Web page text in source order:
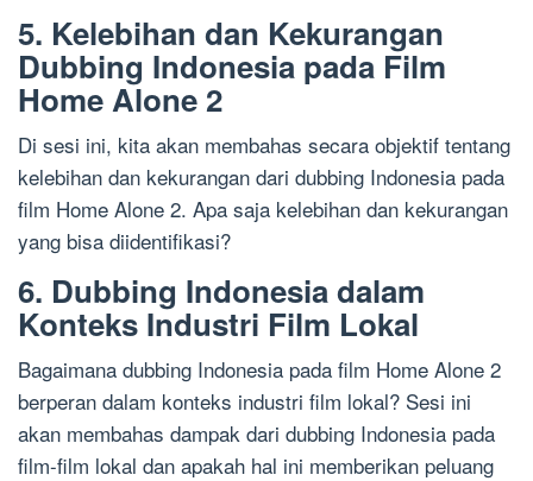
5. Kelebihan dan Kekurangan
Dubbing Indonesia pada Film
Home Alone 2
Di sesi ini, kita akan membahas secara objektif tentang
kelebihan dan kekurangan dari dubbing Indonesia pada
film Home Alone 2. Apa saja kelebihan dan kekurangan
yang bisa diidentifikasi?
6. Dubbing Indonesia dalam
Konteks Industri Film Lokal
Bagaimana dubbing Indonesia pada film Home Alone 2
berperan dalam konteks industri film lokal? Sesi ini
akan membahas dampak dari dubbing Indonesia pada
film-film lokal dan apakah hal ini memberikan peluang